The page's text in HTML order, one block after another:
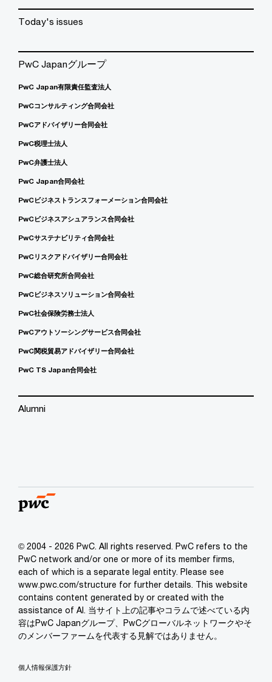
Today's issues
PwC Japanグループ
PwC Japan有限責任監査法人
PwCコンサルティング合同会社
PwCアドバイザリー合同会社
PwC税理士法人
PwC弁護士法人
PwC Japan合同会社
PwCビジネストランスフォーメーション合同会社
PwCビジネスアシュアランス合同会社
PwCサステナビリティ合同会社
PwCリスクアドバイザリー合同会社
PwC総合研究所合同会社
PwCビジネスソリューション合同会社
PwC社会保険労務士法人
PwCアウトソーシングサービス合同会社
PwC関税貿易アドバイザリー合同会社
PwC TS Japan合同会社
Alumni
© 2004 - 2026 PwC. All rights reserved. PwC refers to the
PwC network and/or one or more of its member firms,
each of which is a separate legal entity. Please see
www.pwc.com/structure for further details. This website
contains content generated by or created with the
assistance of AI. 当サイト上の記事やコラムで述べている内
容はPwC Japanグループ、PwCグローバルネットワークやそ
のメンバーファームを代表する見解ではありません。
個人情報保護方針